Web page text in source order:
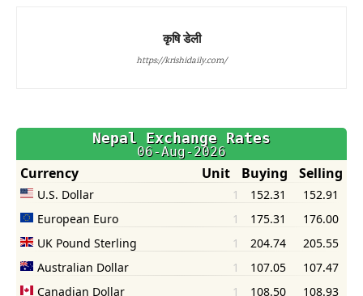
कृषि डेली
https://krishidaily.com/